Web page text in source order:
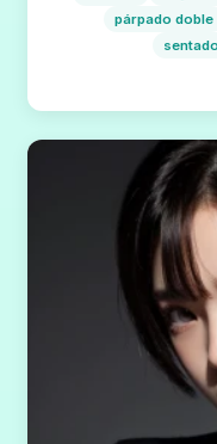
párpado doble